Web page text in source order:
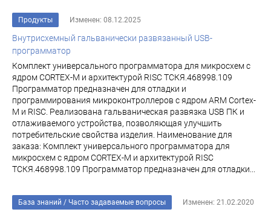
Продукты Изменен: 08.12.2025
Внутрисхемный гальванически развязанный USB-
программатор
Комплект универсального программатора для микросхем с
ядром CORTEX-M и архитектурой RISC ТСКЯ.468998.109
Программатор предназначен для отладки и
программирования микроконтроллеров с ядром ARM Cortex-
M и RISC. Реализована гальваническая развязка USB ПК и
отлаживаемого устройства, позволяющая улучшить
потребительские свойства изделия. Наименование для
заказа: Комплект универсального программатора для
микросхем с ядром CORTEX-M и архитектурой RISC
ТСКЯ.468998.109 Программатор предназначен для отладки...
База знаний / Часто задаваемые вопросы Изменен: 21.02.2020